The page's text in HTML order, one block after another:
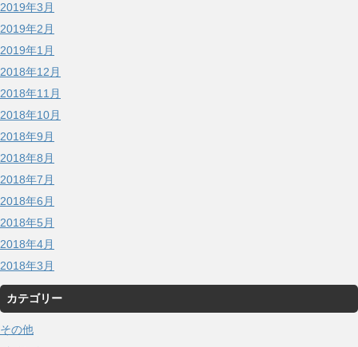
2019年3月
2019年2月
2019年1月
2018年12月
2018年11月
2018年10月
2018年9月
2018年8月
2018年7月
2018年6月
2018年5月
2018年4月
2018年3月
カテゴリー
その他